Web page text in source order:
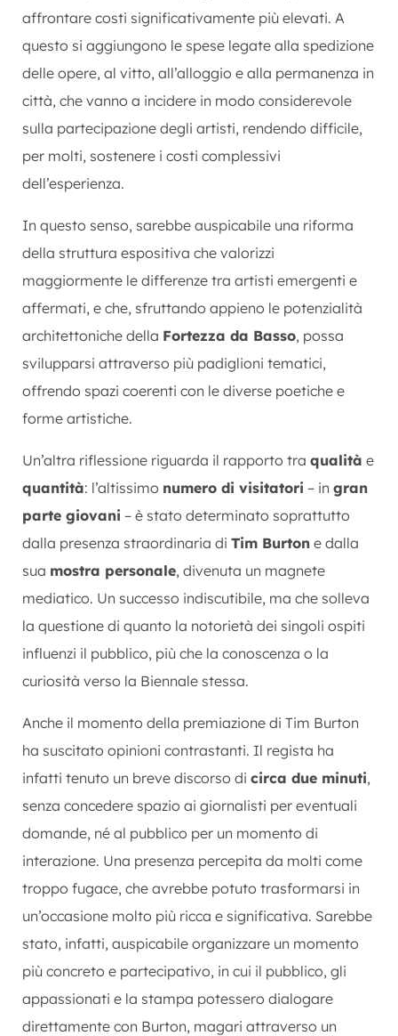
affrontare costi significativamente più elevati. A
questo si aggiungono le spese legate alla spedizione
delle opere, al vitto, all’alloggio e alla permanenza in
città, che vanno a incidere in modo considerevole
sulla partecipazione degli artisti, rendendo difficile,
per molti, sostenere i costi complessivi
dell’esperienza.
In questo senso, sarebbe auspicabile una riforma
della struttura espositiva che valorizzi
maggiormente le differenze tra artisti emergenti e
affermati, e che, sfruttando appieno le potenzialità
architettoniche della Fortezza da Basso, possa
svilupparsi attraverso più padiglioni tematici,
offrendo spazi coerenti con le diverse poetiche e
forme artistiche.
Un’altra riflessione riguarda il rapporto tra qualità e
quantità: l’altissimo numero di visitatori – in gran
parte giovani – è stato determinato soprattutto
dalla presenza straordinaria di Tim Burton e dalla
sua mostra personale, divenuta un magnete
mediatico. Un successo indiscutibile, ma che solleva
la questione di quanto la notorietà dei singoli ospiti
influenzi il pubblico, più che la conoscenza o la
curiosità verso la Biennale stessa.
Anche il momento della premiazione di Tim Burton
ha suscitato opinioni contrastanti. Il regista ha
infatti tenuto un breve discorso di circa due minuti,
senza concedere spazio ai giornalisti per eventuali
domande, né al pubblico per un momento di
interazione. Una presenza percepita da molti come
troppo fugace, che avrebbe potuto trasformarsi in
un’occasione molto più ricca e significativa. Sarebbe
stato, infatti, auspicabile organizzare un momento
più concreto e partecipativo, in cui il pubblico, gli
appassionati e la stampa potessero dialogare
direttamente con Burton, magari attraverso un